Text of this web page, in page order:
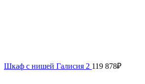
Шкаф с нишей Галисия 2 119 878₽